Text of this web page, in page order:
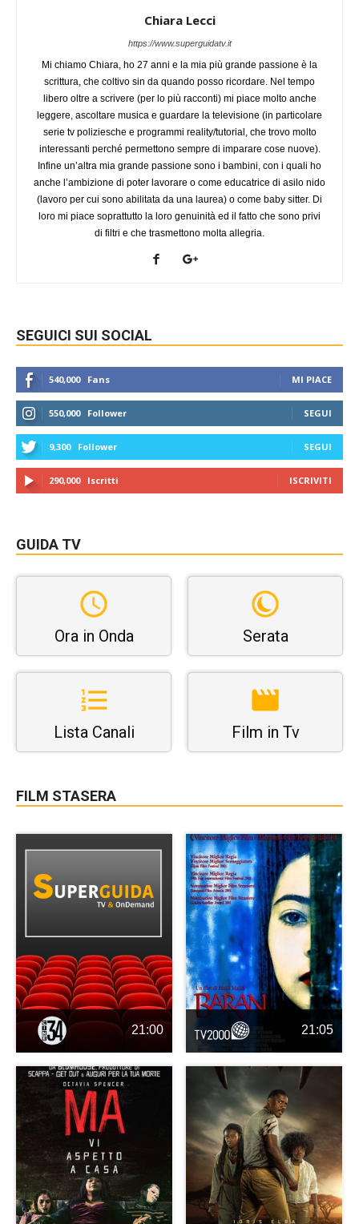
Chiara Lecci
https://www.superguidatv.it
Mi chiamo Chiara, ho 27 anni e la mia più grande passione è la
scrittura, che coltivo sin da quando posso ricordare. Nel tempo
libero oltre a scrivere (per lo più racconti) mi piace molto anche
leggere, ascoltare musica e guardare la televisione (in particolare
serie tv poliziesche e programmi reality/tutorial, che trovo molto
interessanti perché permettono sempre di imparare cose nuove).
Infine un’altra mia grande passione sono i bambini, con i quali ho
anche l’ambizione di poter lavorare o come educatrice di asilo nido
(lavoro per cui sono abilitata da una laurea) o come baby sitter. Di
loro mi piace soprattutto la loro genuinità ed il fatto che sono privi
di filtri e che trasmettono molta allegria.
SEGUICI SUI SOCIAL
540,000 Fans MI PIACE
550,000 Follower SEGUI
9,300 Follower SEGUI
290,000 Iscritti ISCRIVITI
GUIDA TV
Ora in Onda Serata
Lista Canali Film in Tv
FILM STASERA
21:00 21:05